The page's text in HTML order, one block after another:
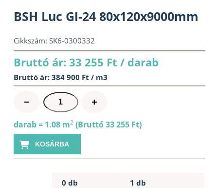
BSH Luc Gl-24 80x120x9000mm
Cikkszám: SK6-0300332
Bruttó ár: 33 255 Ft / darab
Bruttó ár: 384 900 Ft / m3
−
BSH
Luc
Gl-
24
80x120x9000mm
mennyiség
+
darab = 1.08 m2 (Bruttó 33 255 Ft)
KOSÁRBA
0 db
1 db